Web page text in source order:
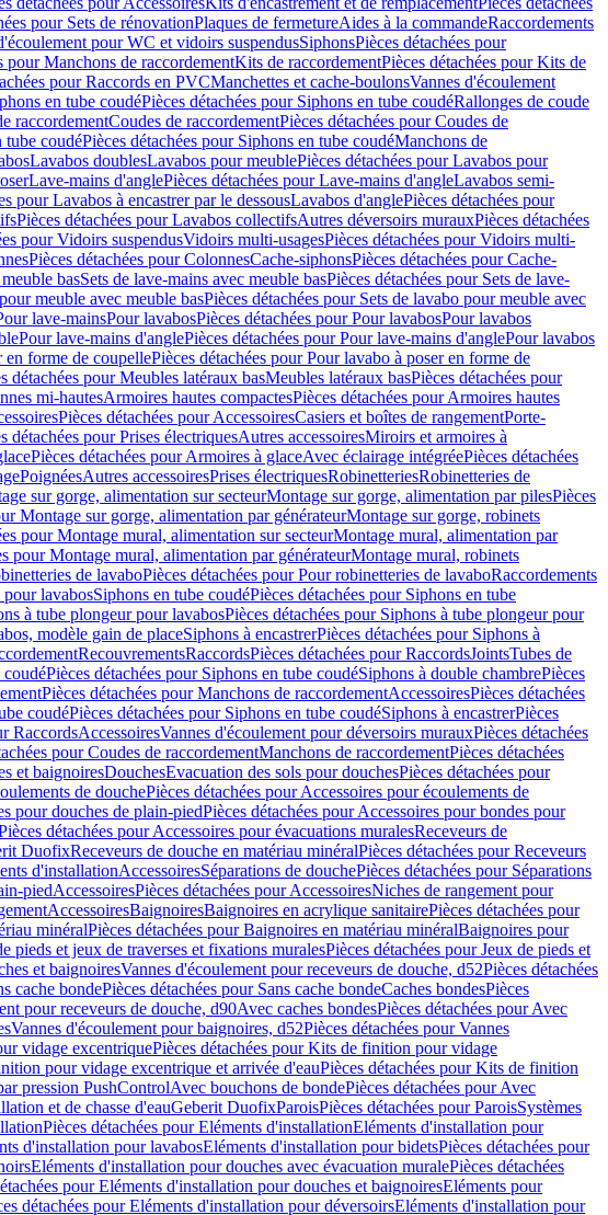
pour Sets de rénovationPlaques de fermetureAides à la commandeRaccordements
pour WC et vidoirs suspendusSiphonsPièces détachées pour
pour Manchons de raccordementKits de raccordementPièces détachées pour Kits de
pour Raccords en PVCManchettes et cache-boulonsVannes d'écoulement
en tube coudéPièces détachées pour Siphons en tube coudéRallonges de coude
raccordementCoudes de raccordementPièces détachées pour Coudes de
tube coudéPièces détachées pour Siphons en tube coudéManchons de
Lavabos doublesLavabos pour meublePièces détachées pour Lavabos pour
Lave-mains d'anglePièces détachées pour Lave-mains d'angleLavabos semi-
pour Lavabos à encastrer par le dessousLavabos d'anglePièces détachées pour
Pièces détachées pour Lavabos collectifsAutres déversoirs murauxPièces détachées
pour Vidoirs suspendusVidoirs multi-usagesPièces détachées pour Vidoirs multi-
Pièces détachées pour ColonnesCache-siphonsPièces détachées pour Cache-
basSets de lave-mains avec meuble basPièces détachées pour Sets de lave-
meuble avec meuble basPièces détachées pour Sets de lavabo pour meuble avec
lave-mainsPour lavabosPièces détachées pour Pour lavabosPour lavabos
Pour lave-mains d'anglePièces détachées pour Pour lave-mains d'anglePour lavabos
en forme de coupellePièces détachées pour Pour lavabo à poser en forme de
détachées pour Meubles latéraux basMeubles latéraux basPièces détachées pour
mi-hautesArmoires hautes compactesPièces détachées pour Armoires hautes
Pièces détachées pour AccessoiresCasiers et boîtes de rangementPorte-
détachées pour Prises électriquesAutres accessoiresMiroirs et armoires à
Pièces détachées pour Armoires à glaceAvec éclairage intégréePièces détachées
PoignéesAutres accessoiresPrises électriquesRobinetteriesRobinetteries de
sur gorge, alimentation sur secteurMontage sur gorge, alimentation par pilesPièces
Montage sur gorge, alimentation par générateurMontage sur gorge, robinets
pour Montage mural, alimentation sur secteurMontage mural, alimentation par
pour Montage mural, alimentation par générateurMontage mural, robinets
de lavaboPièces détachées pour Pour robinetteries de lavaboRaccordements
pour lavabosSiphons en tube coudéPièces détachées pour Siphons en tube
à tube plongeur pour lavabosPièces détachées pour Siphons à tube plongeur pour
modèle gain de placeSiphons à encastrerPièces détachées pour Siphons à
RecouvrementsRaccordsPièces détachées pour RaccordsJointsTubes de
coudéPièces détachées pour Siphons en tube coudéSiphons à double chambrePièces
Pièces détachées pour Manchons de raccordementAccessoiresPièces détachées
coudéPièces détachées pour Siphons en tube coudéSiphons à encastrerPièces
RaccordsAccessoiresVannes d'écoulement pour déversoirs murauxPièces détachées
pour Coudes de raccordementManchons de raccordementPièces détachées
et baignoiresDouchesEvacuation des sols pour douchesPièces détachées pour
de douchePièces détachées pour Accessoires pour écoulements de
pour douches de plain-piedPièces détachées pour Accessoires pour bondes pour
détachées pour Accessoires pour évacuations muralesReceveurs de
DuofixReceveurs de douche en matériau minéralPièces détachées pour Receveurs
d'installationAccessoiresSéparations de douchePièces détachées pour Séparations
piedAccessoiresPièces détachées pour AccessoiresNiches de rangement pour
AccessoiresBaignoiresBaignoires en acrylique sanitairePièces détachées pour
minéralPièces détachées pour Baignoires en matériau minéralBaignoires pour
pieds et jeux de traverses et fixations muralesPièces détachées pour Jeux de pieds et
et baignoiresVannes d'écoulement pour receveurs de douche, d52Pièces détachées
cache bondePièces détachées pour Sans cache bondeCaches bondesPièces
pour receveurs de douche, d90Avec caches bondesPièces détachées pour Avec
Vannes d'écoulement pour baignoires, d52Pièces détachées pour Vannes
vidage excentriquePièces détachées pour Kits de finition pour vidage
pour vidage excentrique et arrivée d'eauPièces détachées pour Kits de finition
pression PushControlAvec bouchons de bondePièces détachées pour Avec
et de chasse d'eauGeberit DuofixParoisPièces détachées pour ParoisSystèmes
Pièces détachées pour Eléments d'installationEléments d'installation pour
d'installation pour lavabosEléments d'installation pour bidetsPièces détachées pour
Eléments d'installation pour douches avec évacuation muralePièces détachées
pour Eléments d'installation pour douches et baignoiresEléments pour
détachées pour Eléments d'installation pour déversoirsEléments d'installation pour